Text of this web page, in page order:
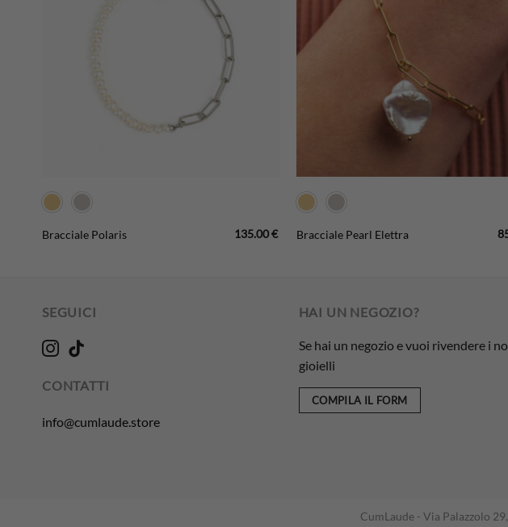
Bracciale Polaris 135.00€ Bracciale Pearl Elettra
SEGUICI
CONTATTI
info@cumlaude.store
HAI UN NEGOZIO?
Se hai un negozio e vuoi rivendere i
gioielli
COMPILA IL FORM
CumLaude - Via Palazzolo